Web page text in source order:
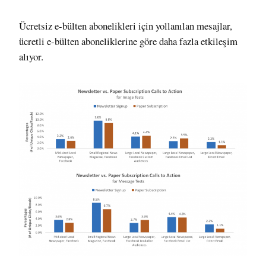
Ücretsiz e-bülten abonelikleri için yollanılan mesajlar,
ücretli e-bülten aboneliklerine göre daha fazla etkileşim
alıyor.